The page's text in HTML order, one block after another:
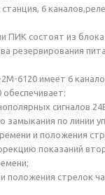
6
ПИК состоят из
резервирования
6120 имеет 6
сигналов
замыкания по линии
и положения
показаний
положения стрелок